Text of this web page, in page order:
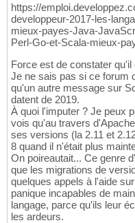
https://
developpeur-2017-les-
mieux-payes-Java-
Perl-Go-et-Scala-mieux-
Force est de constater
Je ne sais pas si ce forum
qu'un autre message sur
datent de 2019.
À quoi l'imputer ? Je peux
vois qu'au travers
ses versions (la 2.11 et
8 quand il n'était plus
On poireautait... Ce genre
que les migrations de
quelques appels à l'aide
panique incapables de
langage, parce qu'ils leur
les ardeurs.